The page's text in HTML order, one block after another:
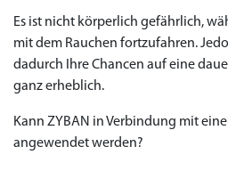
Es ist nicht körperlich gefährlich,
mit dem Rauchen fortzufahren.
dadurch Ihre Chancen auf eine
ganz erheblich.
Kann ZYBAN in Verbindung mit
angewendet werden?